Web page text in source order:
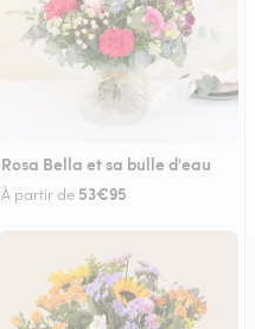
Rosa Bella et sa bulle d'eau
À partir de 53€95